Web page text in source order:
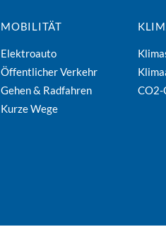
MOBILITÄT
Elektroauto
Öffentlicher Verkehr
Gehen & Radfahren
Kurze Wege
CO2-